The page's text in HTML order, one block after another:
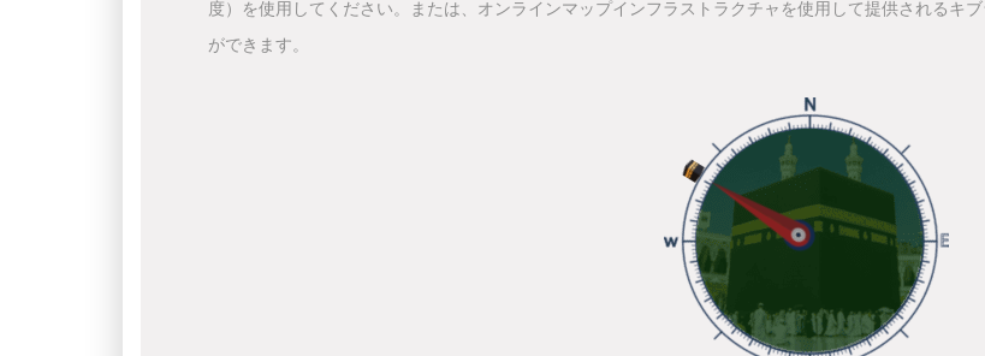
度）を使用してください。または、オンラインマップインフラストラクチャを使用して提供されるキ
ができます。